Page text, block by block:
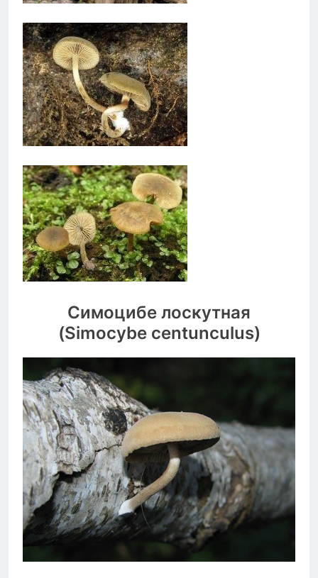
Симоцибе лоскутная
(Simocybe centunculus)